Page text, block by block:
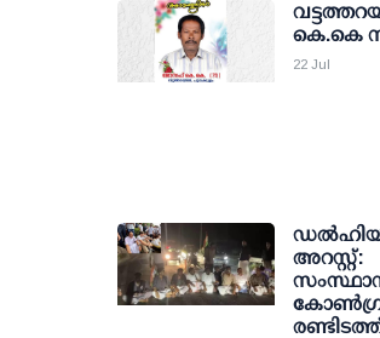
കെ.കെ
22 Jul
അറസ്റ്റ്: